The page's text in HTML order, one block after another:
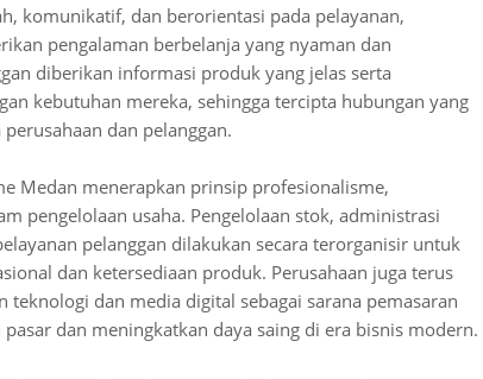
komunikatif, dan berorientasi pada pelayanan,
pengalaman berbelanja yang nyaman dan
diberikan informasi produk yang jelas serta
kebutuhan mereka, sehingga tercipta hubungan yang
dan pelanggan.
Medan menerapkan prinsip profesionalisme,
pengelolaan usaha. Pengelolaan stok, administrasi
pelanggan dilakukan secara terorganisir untuk
dan ketersediaan produk. Perusahaan juga terus
teknologi dan media digital sebagai sarana pemasaran
dan meningkatkan daya saing di era bisnis modern.